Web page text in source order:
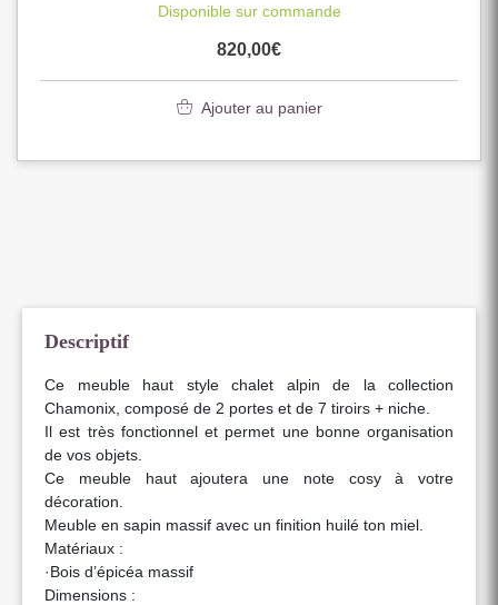
Disponible sur commande
820,00€
Ajouter au panier
Descriptif
Ce meuble haut style chalet alpin de la collection
Chamonix, composé de 2 portes et de 7 tiroirs + niche.
Il est très fonctionnel et permet une bonne organisation
de vos objets.
Ce meuble haut ajoutera une note cosy à votre
décoration.
Meuble en sapin massif avec un finition huilé ton miel.
Matériaux :
·Bois d’épicéa massif
Dimensions :